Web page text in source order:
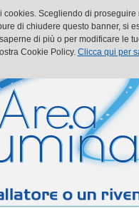
Vai alla Cassa Accedi
cookies. Scegliendo di
di chiudere questo banner, si
di più o per modificare le
Cookie Policy. Clicca qui per